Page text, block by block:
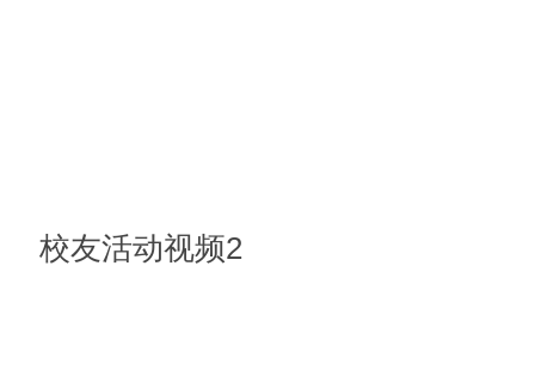
校友活动视频2